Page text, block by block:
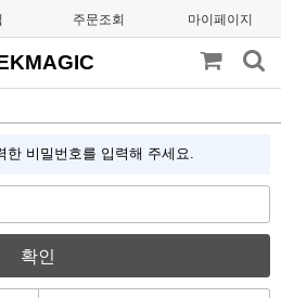
주문조회 마이페이지
한 비밀번호를 입력해 주세요.
확인